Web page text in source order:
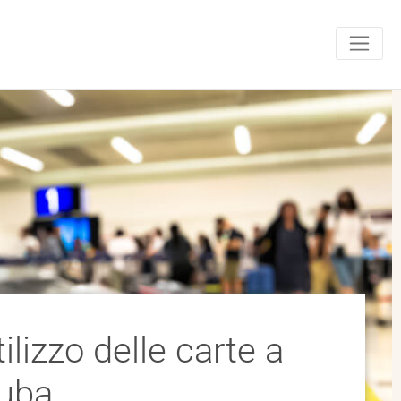
delle carte a
e-mail da one
le spese